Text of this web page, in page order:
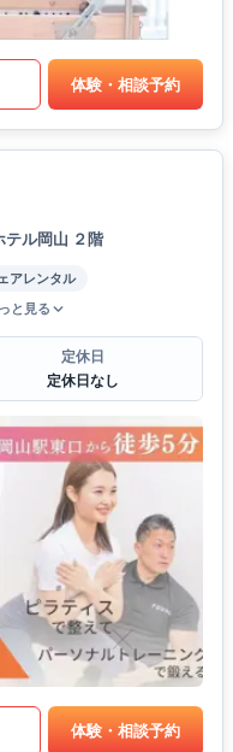
体験・相談予約
テル岡山 ２階
アレンタル
と見る
定休日
定休日なし
体験・相談予約